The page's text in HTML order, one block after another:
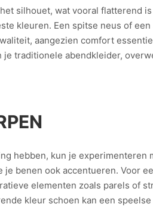
silhouet, wat vooral flatterend is
kleuren. Een spitse neus of
aangezien comfort
traditionele abendkleider,
hebben, kun je experimenteren
benen ook accentueren. Voor
elementen zoals parels of
kleur schoen kan een